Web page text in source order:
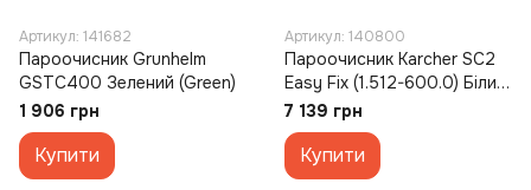
Артикул: 141682
Пароочисник Grunhelm
GSTC400 Зелений (Green)
1 906 грн
Купити
Артикул: 140800
Пароочисник Karcher SC2
Easy Fix (1.512-600.0) Білий
(White)
7 139 грн
Купити